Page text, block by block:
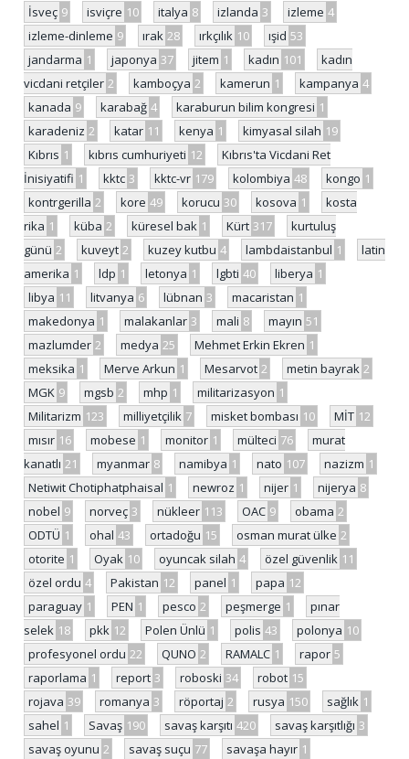
İsveç 9 isviçre 10 italya 8 izlanda 3 izleme 4
izleme-dinleme 9 ırak 28 ırkçılık 10 ışid 53
jandarma 1 japonya 37 jitem 1 kadın 101
kadın
vicdani retçiler 2 kamboçya 2 kamerun 1 kampanya 4
kanada 9 karabağ 4 karaburun bilim kongresi 1
karadeniz 2 katar 11 kenya 1 kimyasal silah 19
Kıbrıs 1 kıbrıs cumhuriyeti 12
Kıbrıs'ta Vicdani Ret
İnisiyatifi 1 kktc 3 kktc-vr 179 kolombiya 48 kongo 1
kontrgerilla 2 kore 49 korucu 30 kosova 1
kosta
rika 1 küba 2 küresel bak 1 Kürt 317
kurtuluş
günü 2 kuveyt 2 kuzey kutbu 4 lambdaistanbul 1
latin
amerika 1 ldp 1 letonya 1 lgbti 40 liberya 1
libya 11 litvanya 6 lübnan 3 macaristan 1
makedonya 1 malakanlar 3 mali 8 mayın 51
mazlumder 2 medya 25 Mehmet Erkin Ekren 1
meksika 1 Merve Arkun 1 Mesarvot 2 metin bayrak 2
MGK 9 mgsb 2 mhp 1 militarizasyon 1
Militarizm 123 milliyetçilik 7 misket bombası 10 MİT 12
mısır 16 mobese 1 monitor 1 mülteci 76
murat
kanatlı 21 myanmar 8 namibya 1 nato 107 nazizm 1
Netiwit Chotiphatphaisal 1 newroz 1 nijer 1 nijerya 8
nobel 9 norveç 3 nükleer 113 OAC 9 obama 2
ODTÜ 1 ohal 43 ortadoğu 15 osman murat ülke 2
otorite 1 Oyak 10 oyuncak silah 4 özel güvenlik 11
özel ordu 4 Pakistan 12 panel 1 papa 12
paraguay 1 PEN 1 pesco 2 peşmerge 1
pınar
selek 18 pkk 12 Polen Ünlü 1 polis 43 polonya 10
profesyonel ordu 22 QUNO 2 RAMALC 1 rapor 5
raporlama 1 report 3 roboski 34 robot 15
rojava 39 romanya 3 röportaj 2 rusya 150 sağlık 1
sahel 1 Savaş 190 savaş karşıtı 420 savaş karşıtlığı 3
savaş oyunu 2 savaş suçu 77 savaşa hayır 1